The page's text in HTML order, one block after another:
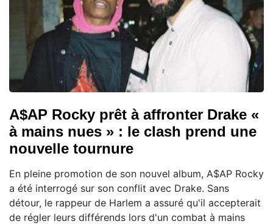
A$AP Rocky prêt à affronter Drake «
à mains nues » : le clash prend une
nouvelle tournure
En pleine promotion de son nouvel album, A$AP Rocky
a été interrogé sur son conflit avec Drake. Sans
détour, le rappeur de Harlem a assuré qu'il accepterait
de régler leurs différends lors d'un combat à mains